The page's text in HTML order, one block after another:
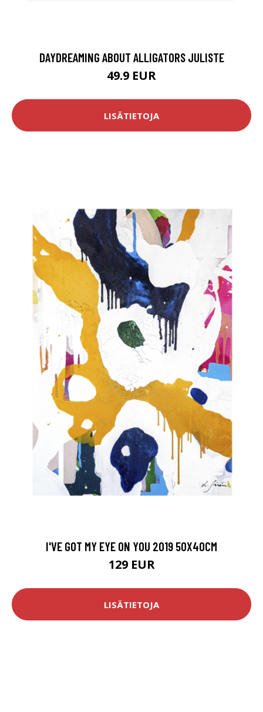
DAYDREAMING ABOUT ALLIGATORS JULISTE
49.9 EUR
LISÄTIETOJA
I'VE GOT MY EYE ON YOU 2019 50X40CM
129 EUR
LISÄTIETOJA